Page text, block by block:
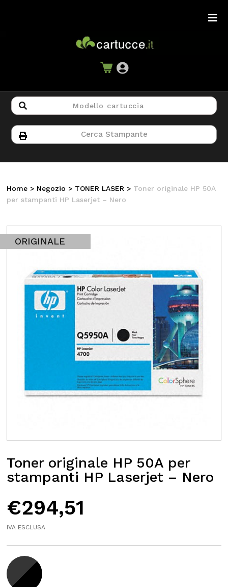
Home > Negozio > TONER LASER > Toner originale HP 50A
per stampanti HP Laserjet – Nero
ORIGINALE
Toner originale HP 50A per
stampanti HP Laserjet – Nero
€294,51
IVA ESCLUSA